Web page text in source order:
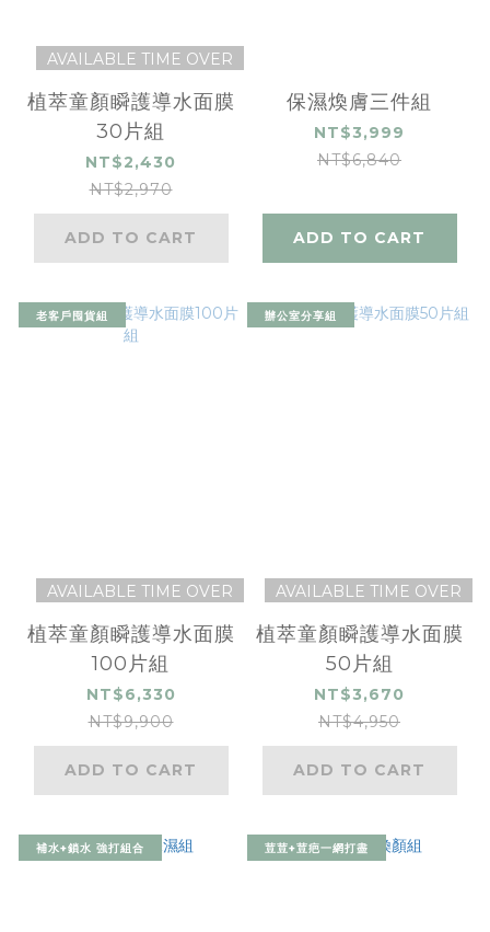
AVAILABLE TIME OVER
植萃童顏瞬護導水面膜
30片組
NT$2,430
NT$2,970
ADD TO CART
保濕煥膚三件組
NT$3,999
NT$6,840
ADD TO CART
老客戶囤貨組
AVAILABLE TIME OVER
植萃童顏瞬護導水面膜
100片組
NT$6,330
NT$9,900
ADD TO CART
辦公室分享組
AVAILABLE TIME OVER
植萃童顏瞬護導水面膜
50片組
NT$3,670
NT$4,950
ADD TO CART
補水+鎖水 強打組合 荳荳+荳疤一網打盡